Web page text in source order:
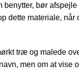
benytter, bør afspejle
dette materiale, når
træ og malede
men om at vise